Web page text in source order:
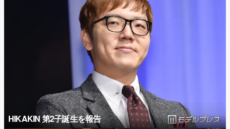
HIKAKIN 第2子誕生を報告